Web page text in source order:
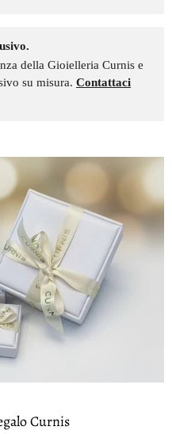
della Gioielleria Curnis e
su misura. Contattaci
Curnis